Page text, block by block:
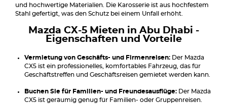
und hochwertige Materialien. Die Karosserie ist aus hochfestem
Stahl gefertigt, was den Schutz bei einem Unfall erhöht.
Mazda CX-5 Mieten in Abu Dhabi -
Eigenschaften und Vorteile
Vermietung von Geschäfts- und Firmenreisen: Der Mazda
CX5 ist ein professionelles, komfortables Fahrzeug, das für
Geschäftstreffen und Geschäftsreisen gemietet werden kann.
Buchen Sie für Familien- und Freundesausflüge: Der Mazda
CX5 ist geräumig genug für Familien- oder Gruppenreisen.